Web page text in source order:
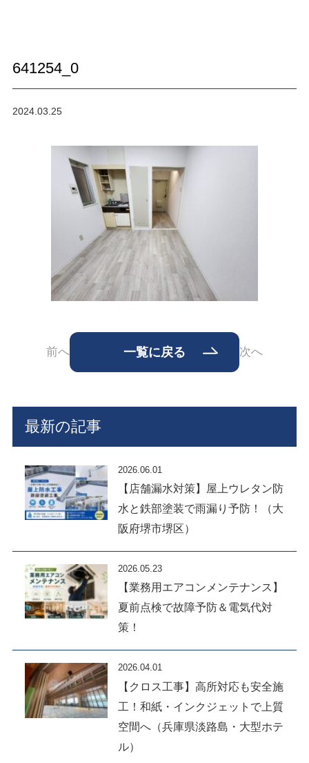
641254_0
2024.03.25
前へ 一覧に戻る 次へ
最新の記事
2026.06.01
【店舗漏水対策】屋上ウレタン防
水と鉄部塗装で雨漏り予防！（大
阪府堺市堺区）
2026.05.23
【業務用エアコンメンテナンス】
夏前点検で故障予防＆電気代対
策！
2026.04.01
【クロス工事】高所対応も安全施
工！和紙・インクジェットで上質
空間へ（兵庫県淡路島・大型ホテ
ル）